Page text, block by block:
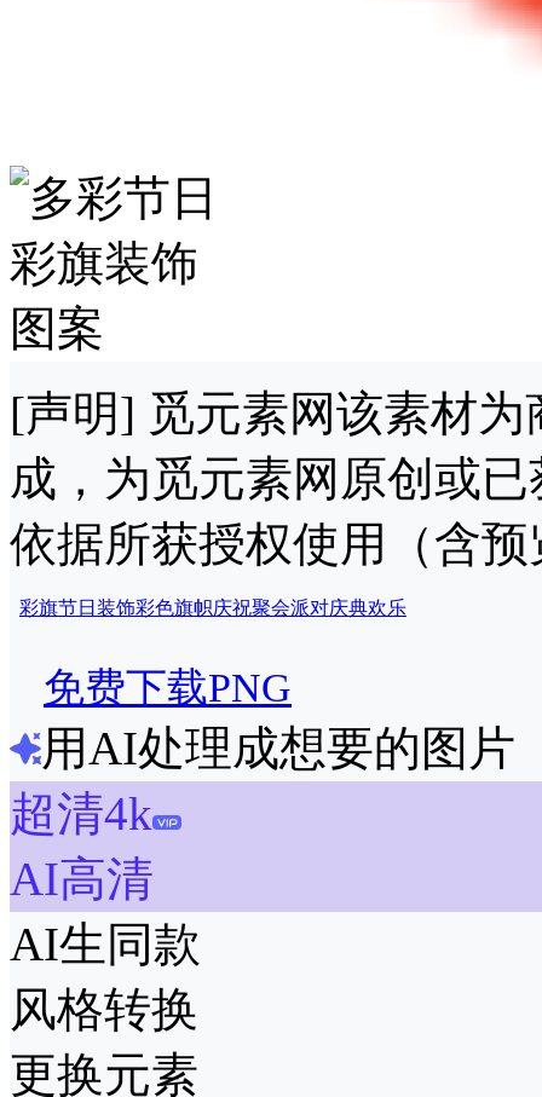
[声明] 觅元素网该素材
成，为觅元素网原创或
依据所获授权使用（含
彩旗节日 装饰彩色旗帜庆祝聚会派对庆典欢乐
免费下载PNG
用AI处理成想要的图片
超清4k
AI高清
AI生同款
风格转换
更换元素